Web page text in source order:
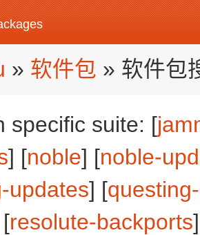
» 软件包 » 软件包
specific suite: [
] [noble] [noble-
updates] [
resolute-backports